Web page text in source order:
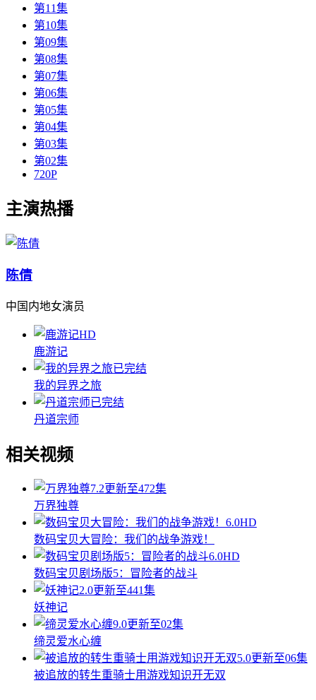
第11集
第10集
第09集
第08集
第07集
第06集
第05集
第04集
第03集
第02集
720P
主演热播
陈倩
中国内地女演员
HD
鹿游记
已完结
我的异界之旅
已完结
丹道宗师
相关视频
7.2更新至472集
万界独尊
6.0HD
数码宝贝大冒险：我们的战争游戏！
6.0HD
数码宝贝剧场版5：冒险者的战斗
2.0更新至441集
妖神记
9.0更新至02集
缔灵爱水心缠
5.0更新至06集
被追放的转生重骑士用游戏知识开无双